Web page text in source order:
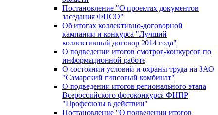
Постановление "О проектах документов
заседания ФПСО"
Об итогах коллективно-договорной
кампании и конкурса "Лучший
коллективный договор 2014 года"
О подведении итогов смотров-конкурсов по
информационной работе
О состоянии условий и охраны труда на ЗАО
"Самарский гипсовый комбинат"
О подведении итогов регионального этапа
Всероссийского фотоконкурса ФНПР
"Профсоюзы в действии"
Постановление "О подведении итогов